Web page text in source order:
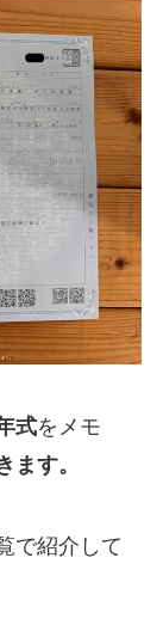
式をメモ
ます。
で紹介して